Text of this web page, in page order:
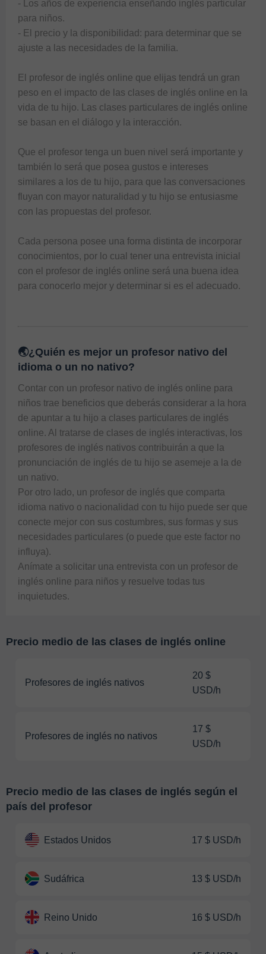
- Los años de experiencia enseñando inglés particular
para niños.
- El precio y la disponibilidad: para determinar que se
ajuste a las necesidades de la familia.
El profesor de inglés online que elijas tendrá un gran
peso en el impacto de las clases de inglés online en la
vida de tu hijo. Las clases particulares de inglés online
se basan en el diálogo y la interacción.
Que el profesor tenga un buen nivel será importante y
también lo será que posea gustos e intereses
similares a los de tu hijo, para que las conversaciones
fluyan con mayor naturalidad y tu hijo se entusiasme
con las propuestas del profesor.
Cada persona posee una forma distinta de incorporar
conocimientos, por lo cual tener una entrevista inicial
con el profesor de inglés online será una buena idea
para conocerlo mejor y determinar si es el adecuado.
🌏¿Quién es mejor un profesor nativo del
idioma o un no nativo?
Contar con un profesor nativo de inglés online para
niños trae beneficios que deberás considerar a la hora
de apuntar a tu hijo a clases particulares de inglés
online. Al tratarse de clases de inglés interactivas, los
profesores de inglés nativos contribuirán a que la
pronunciación de inglés de tu hijo se asemeje a la de
un nativo.
Por otro lado, un profesor de inglés que comparta
idioma nativo o nacionalidad con tu hijo puede ser que
conecte mejor con sus costumbres, sus formas y sus
necesidades particulares (o puede que este factor no
influya).
Anímate a solicitar una entrevista con un profesor de
inglés online para niños y resuelve todas tus
Precio medio de las clases de inglés online
Profesores de inglés nativos
20 $
USD/h
Profesores de inglés no nativos
17 $
USD/h
Precio medio de las clases de inglés según el
país del profesor
Estados Unidos 17 $ USD/h
Sudáfrica 13 $ USD/h
Reino Unido 16 $ USD/h